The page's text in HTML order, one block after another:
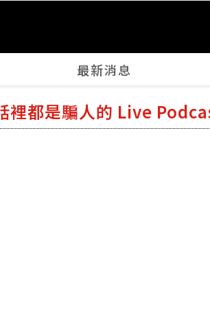
最新消息
都是騙人的 Live